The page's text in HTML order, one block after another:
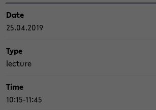
Date
25.04.2019
Type
lec­tu­re
Time
10:15-11:45